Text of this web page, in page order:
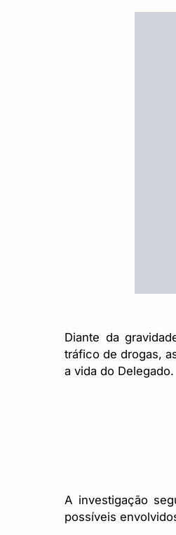
Diante da
tráfico de drogas,
a vida do Delegado.
A investigação
possíveis